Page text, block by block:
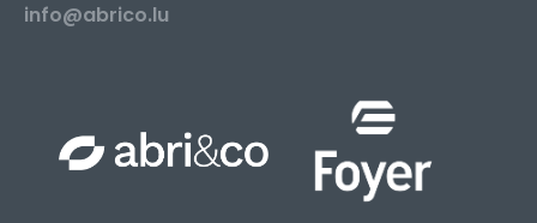
info@abrico.lu